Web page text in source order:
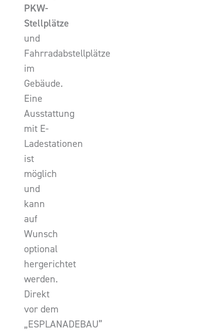
PKW-
Stellplätze
und
Fahrradabstellplätze
im
Gebäude.
Eine
Ausstattung
mit E-
Ladestationen
ist
möglich
und
kann
auf
Wunsch
optional
hergerichtet
werden.
Direkt
vor dem
„ESPLANADEBAU”